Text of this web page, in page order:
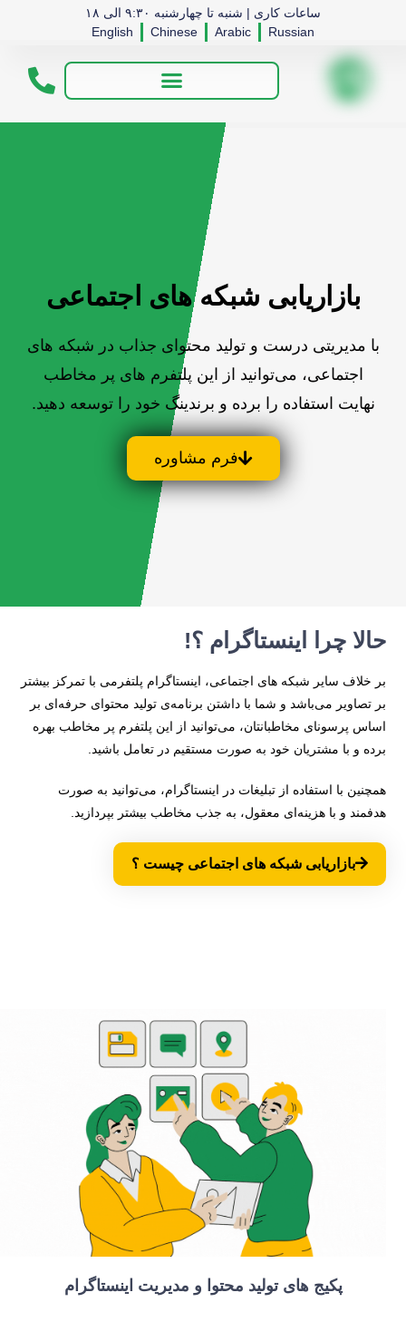
ساعات کاری | شنبه تا چهارشنبه ۹:۳۰ الی ۱۸
Russian
Arabic
Chinese
English
بازاریابی شبکه های اجتماعی
با مدیریتی درست و تولید محتوای جذاب در شبکه های
اجتماعی، می‌توانید از این پلتفرم های پر مخاطب
نهایت استفاده را برده و برندینگ خود را توسعه دهید.
فرم مشاوره
حالا چرا اینستاگرام ؟!
بر خلاف سایر شبکه های اجتماعی، اینستاگرام پلتفرمی با تمرکز بیشتر
بر تصاویر می‌باشد و شما با داشتن برنامه‌ی تولید محتوای حرفه‌ای بر
اساس پرسونای مخاطبانتان، می‌توانید از این پلتفرم پر مخاطب بهره
برده و با مشتریان خود به صورت مستقیم در تعامل باشید.
همچنین با استفاده از تبلیغات در اینستاگرام، می‌توانید به صورت
هدفمند و با هزینه‌ای معقول، به جذب مخاطب بیشتر بپردازید.
بازاریابی شبکه های اجتماعی چیست ؟
پکیج های تولید محتوا و مدیریت اینستاگرام